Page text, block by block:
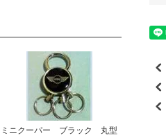
ミニクーパー ブラック 丸型